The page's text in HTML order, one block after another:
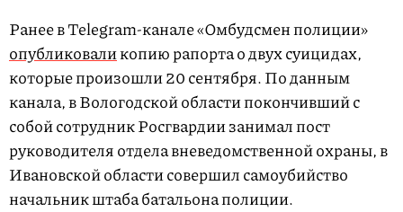
Ранее в Telegram-канале «Омбудсмен полиции»
опубликоваликопию рапорта о двух суицидах,
которые произошли 20 сентября. По данным
канала, в Вологодской области покончивший с
собой сотрудник Росгвардии занимал пост
руководителя отдела вневедомственной охраны, в
Ивановской области совершил самоубийство
начальник штаба батальона полиции.